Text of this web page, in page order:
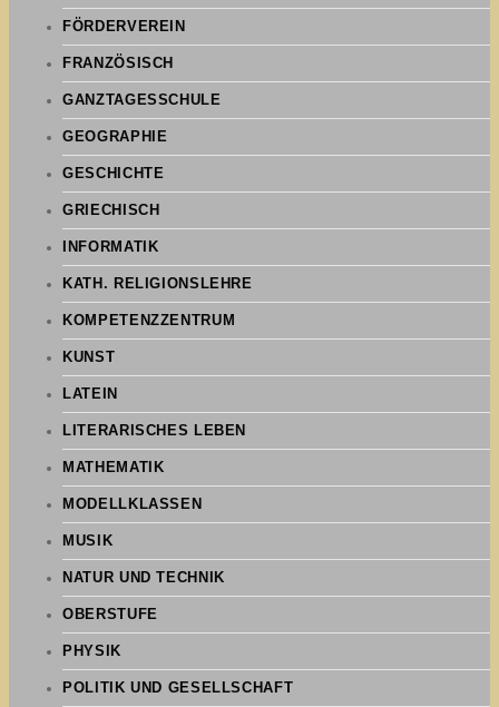
FÖRDERVEREIN
FRANZÖSISCH
GANZTAGESSCHULE
GEOGRAPHIE
GESCHICHTE
GRIECHISCH
INFORMATIK
KATH. RELIGIONSLEHRE
KOMPETENZZENTRUM
KUNST
LATEIN
LITERARISCHES LEBEN
MATHEMATIK
MODELLKLASSEN
MUSIK
NATUR UND TECHNIK
OBERSTUFE
PHYSIK
POLITIK UND GESELLSCHAFT